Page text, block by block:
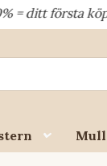
köp 15%